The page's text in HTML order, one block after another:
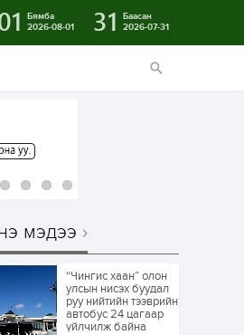
Бямба
2026-08-01
31
Баасан
2026-07-31
мэдээ
“Чингис хаан” олон
улсын нисэх буудал
руу нийтийн тээврийн
автобус 24 цагаар
үйлчилж байна